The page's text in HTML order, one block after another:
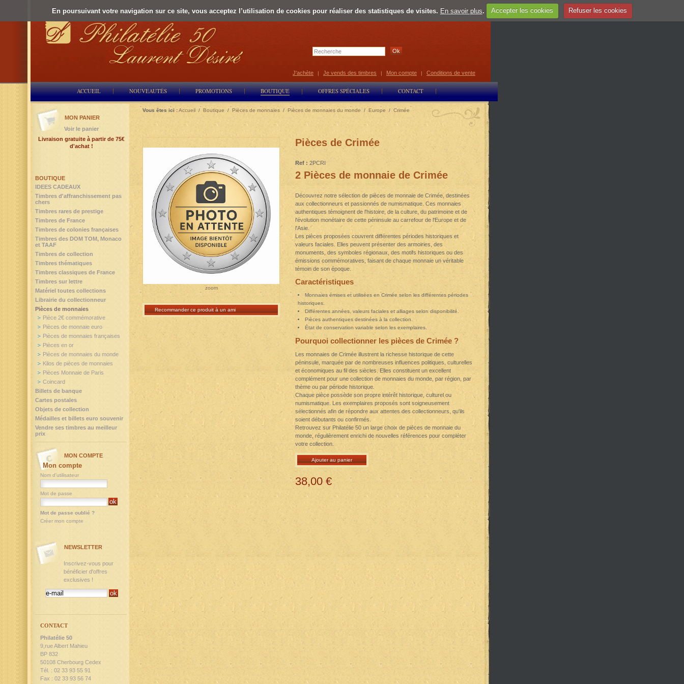
En poursuivant votre navigation sur ce site, vous acceptez l’utilisation de cookies pour réaliser des statistiques de visites. En savoir plus. Accepter les cookies Refuser les cookies
Select Language ▼
ACCUEIL NOUVEAUTÉS PROMOTIONS BOUTIQUE OFFRES SPÉCIALES CONTACT
J'achète | Je vends des timbres | Mon compte | Conditions de vente
Vous êtes ici :Accueil / Boutique / Pièces de monnaies / Pièces de monnaies du monde / Europe / Crimée
zoom
Recommander ce produit à un ami
Pièces de Crimée
Ref : 2PCRI
2 Pièces de monnaie de Crimée
Découvrez notre sélection de pièces de monnaie de Crimée, destinées
aux collectionneurs et passionnés de numismatique. Ces monnaies
authentiques témoignent de l'histoire, de la culture, du patrimoine et de
l'évolution monétaire de cette péninsule au carrefour de l'Europe et de
l'Asie.
Les pièces proposées couvrent différentes périodes historiques et
valeurs faciales. Elles peuvent présenter des armoiries, des
monuments, des symboles régionaux, des motifs historiques ou des
émissions commémoratives, faisant de chaque monnaie un véritable
témoin de son époque.
Caractéristiques
Monnaies émises et utilisées en Crimée selon les différentes périodes
historiques.
Différentes années, valeurs faciales et alliages selon disponibilité.
Pièces authentiques destinées à la collection.
État de conservation variable selon les exemplaires.
Pourquoi collectionner les pièces de Crimée ?
Les monnaies de Crimée illustrent la richesse historique de cette
péninsule, marquée par de nombreuses influences politiques, culturelles
et économiques au fil des siècles. Elles constituent un excellent
complément pour une collection de monnaies du monde, par région, par
thème ou par période historique.
Chaque pièce possède son propre intérêt historique, culturel ou
numismatique. Les exemplaires proposés sont soigneusement
sélectionnés afin de répondre aux attentes des collectionneurs, qu'ils
soient débutants ou confirmés.
Retrouvez sur Philatélie 50 un large choix de pièces de monnaie du
monde, régulièrement enrichi de nouvelles références pour compléter
votre collection.
Ajouter au panier
38,00 €
BOUTIQUE
IDEES CADEAUX
Timbres d'affranchissement pas
chers
Timbres rares de prestige
Timbres de France
Timbres de colonies françaises
Timbres des DOM TOM, Monaco
et TAAF
Timbres de collection
Timbres thématiques
Timbres classiques de France
Timbres sur lettre
Matériel toutes collections
Librairie du collectionneur
Pièces de monnaies
Pièce 2€ commémorative
Pièces de monnaie euro
Pièces de monnaies françaises
Pièces en or
Pièces de monnaies du monde
Kilos de pièces de monnaies
Pièces Monnaie de Paris
Coincard
Billets de banque
Cartes postales
Objets de collection
Médailles et billets euro souvenir
Vendre ses timbres au meilleur
prix
MON PANIER
Voir le panier
Livraison gratuite à partir de 75€
d'achat !
MON COMPTE
Mon compte
Nom d'utilisateur
Mot de passe
Mot de passe oublié ?
Créer mon compte
NEWSLETTER
Inscrivez-vous pour
bénéficier d'offres
exclusives !
CONTACT
Philatélie 50
9,rue Albert Mahieu
BP 832
50108 Cherbourg Cedex
Tél. : 02 33 93 55 91
Fax : 02 33 93 56 74